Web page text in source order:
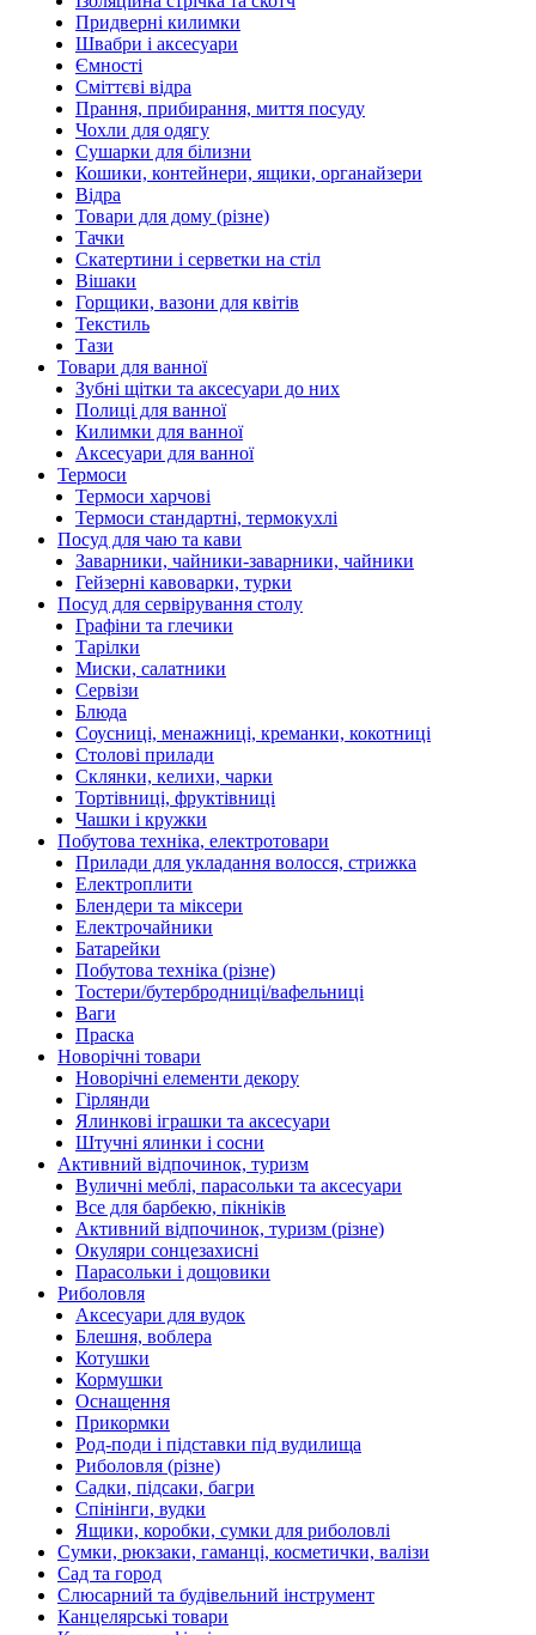
Придверні килимки
Швабри і аксесуари
Ємності
Сміттєві відра
Прання, прибирання, миття посуду
Чохли для одягу
Сушарки для білизни
Кошики, контейнери, ящики, органайзери
Відра
Товари для дому (різне)
Тачки
Скатертини і серветки на стіл
Вішаки
Горщики, вазони для квітів
Текстиль
Тази
Товари для ванної
Зубні щітки та аксесуари до них
Полиці для ванної
Килимки для ванної
Аксесуари для ванної
Термоси
Термоси харчові
Термоси стандартні, термокухлі
Посуд для чаю та кави
Заварники, чайники-заварники, чайники
Гейзерні кавоварки, турки
Посуд для сервірування столу
Графіни та глечики
Тарілки
Миски, салатники
Сервізи
Блюда
Соусниці, менажниці, креманки, кокотниці
Столові прилади
Склянки, келихи, чарки
Тортівниці, фруктівниці
Чашки і кружки
Побутова техніка, електротовари
Прилади для укладання волосся, стрижка
Електроплити
Блендери та міксери
Електрочайники
Батарейки
Побутова техніка (різне)
Тостери/бутербродниці/вафельниці
Ваги
Праска
Новорічні товари
Новорічні елементи декору
Гірлянди
Ялинкові іграшки та аксесуари
Штучні ялинки і сосни
Активний відпочинок, туризм
Вуличні меблі, парасольки та аксесуари
Все для барбекю, пікніків
Активний відпочинок, туризм (різне)
Окуляри сонцезахисні
Парасольки і дощовики
Риболовля
Аксесуари для вудок
Блешня, воблера
Котушки
Кормушки
Оснащення
Прикормки
Род-поди і підставки під вудилища
Риболовля (різне)
Садки, підсаки, багри
Спінінги, вудки
Ящики, коробки, сумки для риболовлі
Сумки, рюкзаки, гаманці, косметички, валізи
Сад та город
Слюсарний та будівельний інструмент
Канцелярські товари